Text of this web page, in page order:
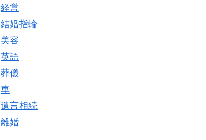
経営
結婚指輪
美容
英語
葬儀
車
遺言相続
離婚